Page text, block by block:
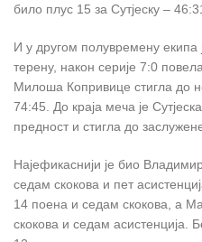
било плус 15 за Сутјеску –
И у другом полувремену
терену, након серије 7:0
Милоша Копривице стигла до
74:45. До краја меча је
предност и стигла до
Најефикаснији је био
седам скокова и пет
14 поена и седам скокова, а
скокова и седам асистенција.